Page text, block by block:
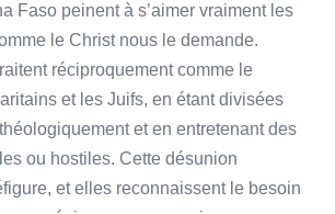
Faso peinent à s’aimer vraiment les
le Christ nous le demande.
réciproquement comme le
et les Juifs, en étant divisées
et en entretenant des
ou hostiles. Cette désunion
et elles reconnaissent le besoin